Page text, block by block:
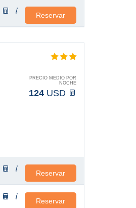
Reservar
PRECIO MEDIO POR
NOCHE
124 USD
Reservar
Reservar